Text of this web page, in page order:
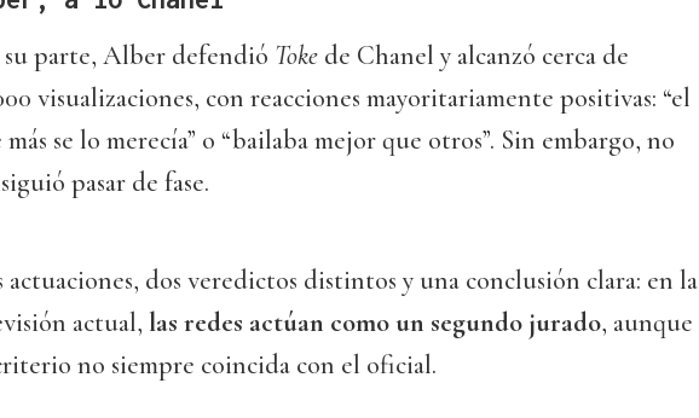
su parte, Alber defendió Toke de Chanel y alcanzó cerca de
visualizaciones, con reacciones mayoritariamente positivas: “el
más se lo merecía” o “bailaba mejor que otros”. Sin embargo, no
pasar de fase.
actuaciones, dos veredictos distintos y una conclusión clara: en la
actual, las redes actúan como un segundo jurado, aunque
no siempre coincida con el oficial.